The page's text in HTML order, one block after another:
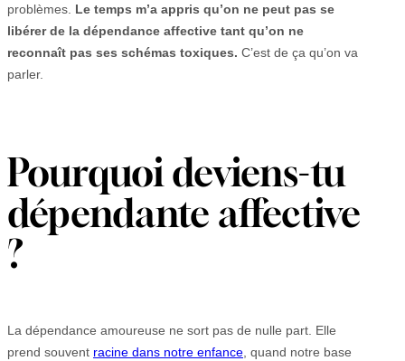
problèmes. Le temps m’a appris qu’on ne peut pas se
libérer de la dépendance affective tant qu’on ne
reconnaît pas ses schémas toxiques. C’est de ça qu’on va
parler.​
Pourquoi deviens-tu
dépendante affective
?
La dépendance amoureuse ne sort pas de nulle part. Elle
prend souvent racine dans notre enfance , quand notre base